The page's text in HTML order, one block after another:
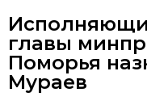
главы
Поморья
Мураев